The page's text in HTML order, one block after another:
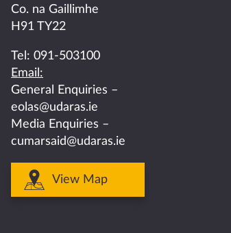
Co. na Gaillimhe
H91 TY22
Tel: 091-503100
Email:
General Enquiries –
eolas@udaras.ie
Media Enquiries –
cumarsaid@udaras.ie
View Map